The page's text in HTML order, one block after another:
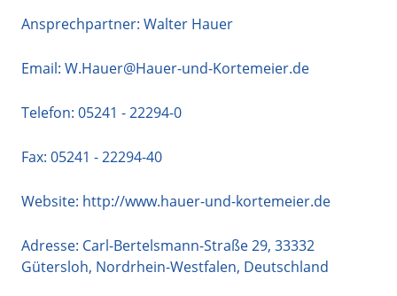
Ansprechpartner: Walter Hauer
Email: W.Hauer@Hauer-und-Kortemeier.de
Telefon: 05241 - 22294-0
Fax: 05241 - 22294-40
Website: http://www.hauer-und-kortemeier.de
Adresse: Carl-Bertelsmann-Straße 29, 33332
Gütersloh, Nordrhein-Westfalen, Deutschland